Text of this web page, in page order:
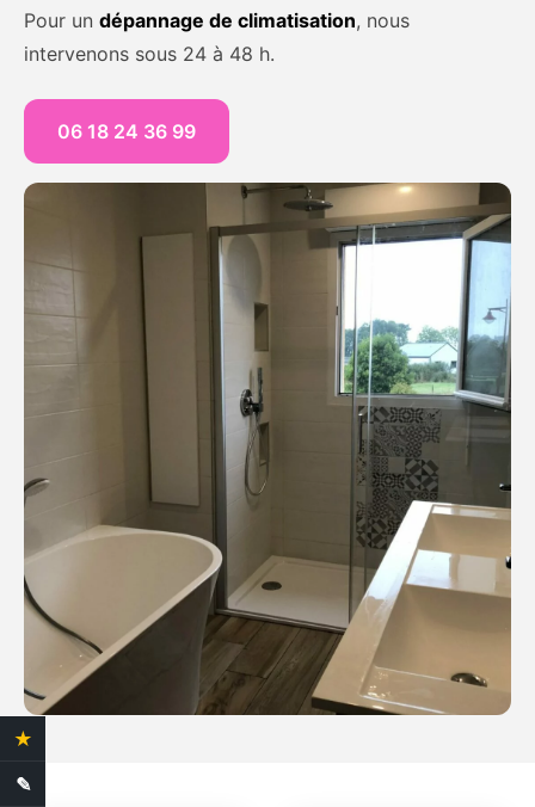
Pour un dépannage de climatisation, nous
intervenons sous 24 à 48 h.
06 18 24 36 99
★
✎